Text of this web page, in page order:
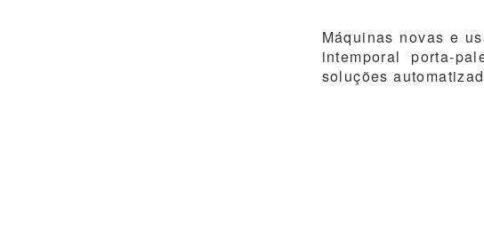
Máquinas novas e
intemporal porta-
soluções